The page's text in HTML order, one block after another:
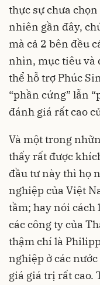
thực sự chưa
nhiên gần đây,
mà cả 2 bên đều
nhìn, mục tiêu và
thể hỗ trợ Phúc
“phần cứng” lẫn
đánh giá rất cao
Và một trong
thấy rất được
đầu tư này thì họ
nghiệp của Việt
tầm; hay nói cách
các công ty của
thậm chí là
nghiệp ở các
giá giá trị rất cao.